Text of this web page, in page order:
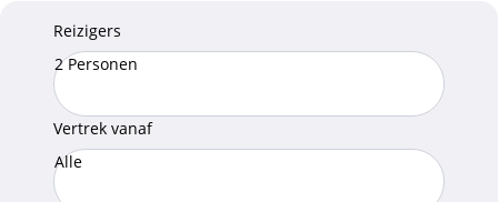
Reizigers
2 Personen
Vertrek vanaf
Alle